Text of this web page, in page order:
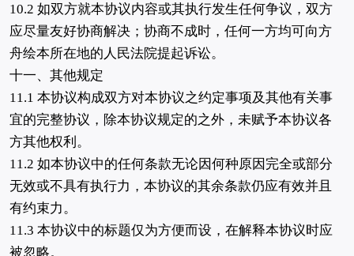
10.2 如双方就本协议内容或其执行发生任何争议，双方
应尽量友好协商解决；协商不成时，任何一方均可向方
舟绘本所在地的人民法院提起诉讼。
十一、其他规定
11.1 本协议构成双方对本协议之约定事项及其他有关事
宜的完整协议，除本协议规定的之外，未赋予本协议各
方其他权利。
11.2 如本协议中的任何条款无论因何种原因完全或部分
无效或不具有执行力，本协议的其余条款仍应有效并且
有约束力。
11.3 本协议中的标题仅为方便而设，在解释本协议时应
被忽略。